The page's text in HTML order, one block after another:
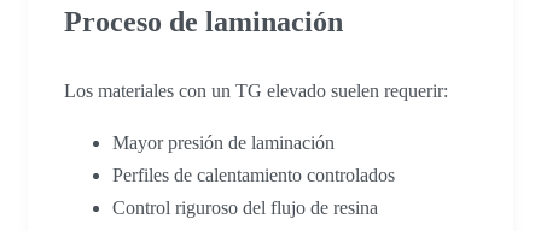
Proceso de laminación
Los materiales con un TG elevado suelen requerir:
Mayor presión de laminación
Perfiles de calentamiento controlados
Control riguroso del flujo de resina